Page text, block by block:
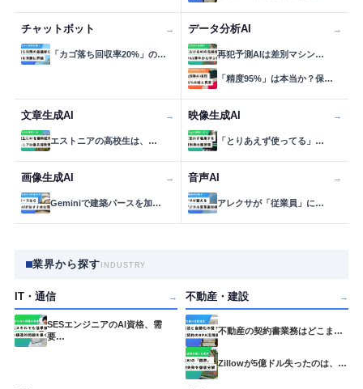
チャットボット →
「カゴ落ち回収率20%」の…
データ分析AI →
再犯予測AIは差別マシン…
「精度95%」は本当か？保…
文章生成AI →
エストニアの高校生は、…
映像生成AI →
「とりあえず使ってる」…
画像生成AI →
Geminiで建築パースを加…
音声AI →
アレクサが「従業員」に…
業界から探す INDUSTRY
IT・通信 →
SESエンジニアのAI資格、需
要…
不動産・建設 →
不動産の契約書業務はどこま…
Zillowが5億ドル失ったのは、…